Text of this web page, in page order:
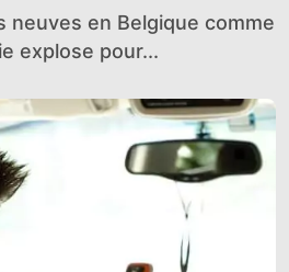
explose pour...